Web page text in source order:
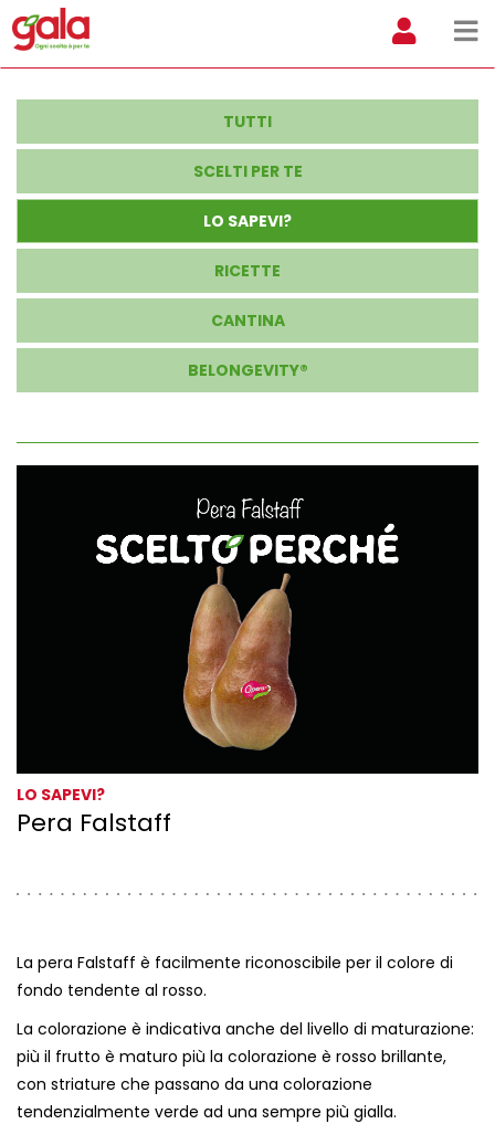
TUTTI
SCELTI PER TE
LO SAPEVI?
RICETTE
CANTINA
BELONGEVITY®
LO SAPEVI?
Pera Falstaff
La pera Falstaff è facilmente riconoscibile per il colore di
fondo tendente al rosso.
La colorazione è indicativa anche del livello di maturazione:
più il frutto è maturo più la colorazione è rosso brillante,
con striature che passano da una colorazione
tendenzialmente verde ad una sempre più gialla.